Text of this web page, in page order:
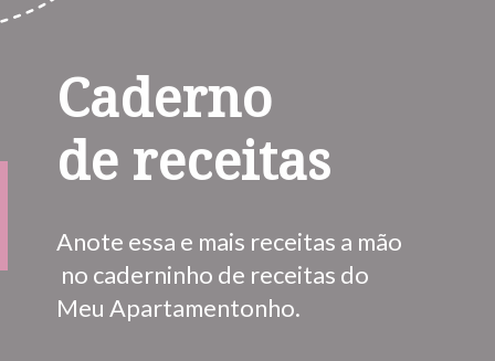
Caderno
de receitas
Anote essa e mais receitas a mão
no caderninho de receitas do
Meu Apartamentonho.